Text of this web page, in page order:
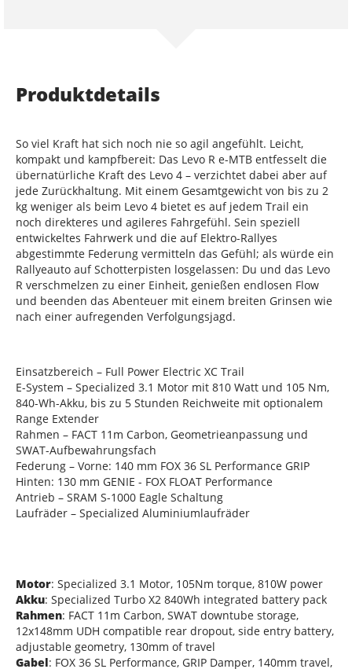
Produktdetails
So viel Kraft hat sich noch nie so agil angefühlt. Leicht,
kompakt und kampfbereit: Das Levo R e-MTB entfesselt die
übernatürliche Kraft des Levo 4 – verzichtet dabei aber auf
jede Zurückhaltung. Mit einem Gesamtgewicht von bis zu 2
kg weniger als beim Levo 4 bietet es auf jedem Trail ein
noch direkteres und agileres Fahrgefühl. Sein speziell
entwickeltes Fahrwerk und die auf Elektro-Rallyes
abgestimmte Federung vermitteln das Gefühl; als würde ein
Rallyeauto auf Schotterpisten losgelassen: Du und das Levo
R verschmelzen zu einer Einheit, genießen endlosen Flow
und beenden das Abenteuer mit einem breiten Grinsen wie
nach einer aufregenden Verfolgungsjagd.
Einsatzbereich – Full Power Electric XC Trail
E-System – Specialized 3.1 Motor mit 810 Watt und 105 Nm,
840-Wh-Akku, bis zu 5 Stunden Reichweite mit optionalem
Range Extender
Rahmen – FACT 11m Carbon, Geometrieanpassung und
SWAT-Aufbewahrungsfach
Federung – Vorne: 140 mm FOX 36 SL Performance GRIP
Hinten: 130 mm GENIE - FOX FLOAT Performance
Antrieb – SRAM S-1000 Eagle Schaltung
Laufräder – Specialized Aluminiumlaufräder
Motor: Specialized 3.1 Motor, 105Nm torque, 810W power
Akku: Specialized Turbo X2 840Wh integrated battery pack
Rahmen: FACT 11m Carbon, SWAT downtube storage,
12x148mm UDH compatible rear dropout, side entry battery,
adjustable geometry, 130mm of travel
Gabel: FOX 36 SL Performance, GRIP Damper, 140mm travel,